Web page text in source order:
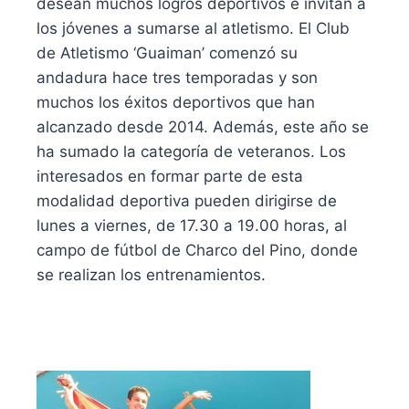
los jóvenes a sumarse al atletismo. El Club
de Atletismo ‘Guaiman’ comenzó su
andadura hace tres temporadas y son
muchos los éxitos deportivos que han
alcanzado desde 2014. Además, este año se
ha sumado la categoría de veteranos. Los
interesados en formar parte de esta
modalidad deportiva pueden dirigirse de
lunes a viernes, de 17.30 a 19.00 horas, al
campo de fútbol de Charco del Pino, donde
se realizan los entrenamientos.